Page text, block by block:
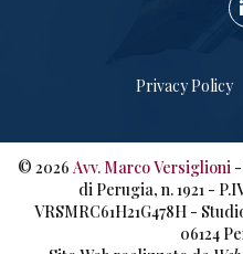
Privacy Policy
© 2026 Avv. Marco Versiglioni
di Perugia, n. 1921 -
VRSMRC61H21G478H -
06124